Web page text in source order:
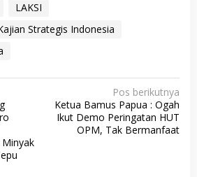
LAKSI
Strategis Indonesia
Pos berikutnya
Ketua Bamus Papua : Ogah
Ikut Demo Peringatan HUT
OPM, Tak Bermanfaat